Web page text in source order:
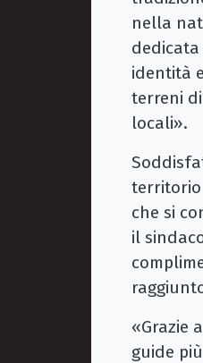
nella
identità
terreni
locali».
territorio
che si
il
«Grazie
guide